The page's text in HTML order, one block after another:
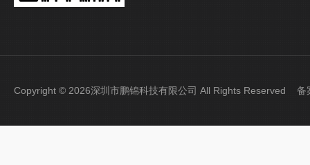
Copyright © 2026深圳市鹏锦科技有限公司 All Rights Reserved 备